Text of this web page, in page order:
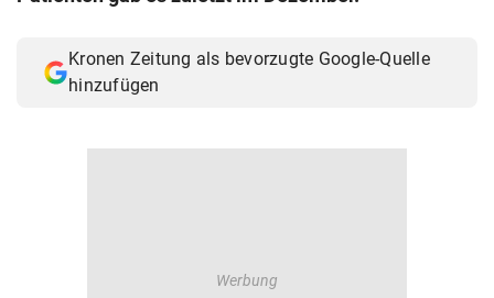
© Krone Multimedia GmbH & Co KG 2026
Kronen Zeitung als bevorzugte Google-Quelle
hinzufügen